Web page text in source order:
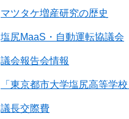
マツタケ増産研究の歴史
塩尻MaaS・自動運転協議会
議会報告会情報
「東京都市大学塩尻高等学
議長交際費